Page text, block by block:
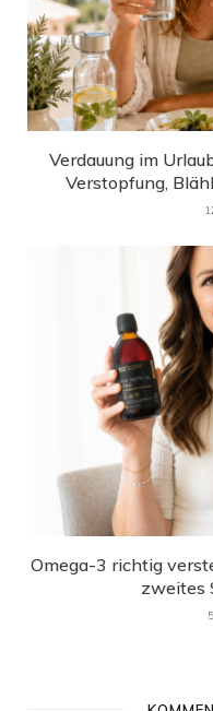
Verdauung im
Verstopfung,
Omega-3 richtig
zweites